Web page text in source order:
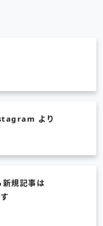
より
新規記事は